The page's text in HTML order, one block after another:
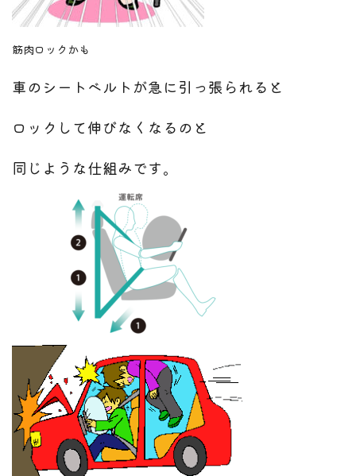
筋肉ロックかも
車のシートベルトが急に引っ張られると
ロックして伸びなくなるのと
同じような仕組みです。